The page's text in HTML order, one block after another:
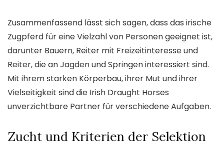
Zusammenfassend lässt sich sagen, dass das irische
Zugpferd für eine Vielzahl von Personen geeignet ist,
darunter Bauern, Reiter mit Freizeitinteresse und
Reiter, die an Jagden und Springen interessiert sind.
Mit ihrem starken Körperbau, ihrer Mut und ihrer
Vielseitigkeit sind die Irish Draught Horses
unverzichtbare Partner für verschiedene Aufgaben.
Zucht und Kriterien der Selektion